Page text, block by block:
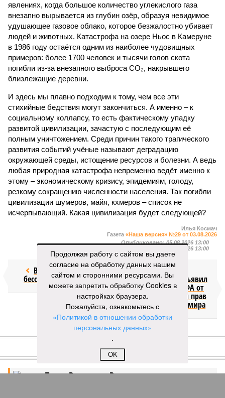
явлениях, когда большое количество углекислого газа
внезапно вырывается из глубин озёр, образуя невидимое
удушающее газовое облако, которое безжалостно убивает
людей и животных. Катастрофа на озере Ньос в Камеруне
в 1986 году остаётся одним из наиболее чудовищных
примеров: более 1700 человек и тысячи голов скота
погибли из-за внезапного выброса CO₂, накрывшего
близлежащие деревни.
И здесь мы плавно подходим к тому, чем все эти
стихийные бедствия могут закончиться. А именно – к
социальному коллапсу, то есть фактическому упадку
развитой цивилизации, зачастую с последующим её
полным уничтожением. Среди причин такого трагического
развития событий учёные называют деградацию
окружающей среды, истощение ресурсов и болезни. А ведь
любая природная катастрофа непременно ведёт именно к
этому – экономическому кризису, эпидемиям, голоду,
резкому сокращению численности населения. Так погибли
цивилизации шумеров, майя, кхмеров – список не
исчерпывающий. Какая цивилизация будет следующей?
Илья Космач
Газета «Наша версия» №29 от 03.08.2026
Опубликовано:05.08.2026 13:00
05.08.2026 13:00
Возраст
бессмертия
Инфантино
отступил и объявил
об отказе ФИФА от
продажи доли прав
на чемпионат мира
КОММЕНТАРИИ
Версия //Конфликт
В нескольких станциях от уже сданного
компании Capital Group начала реальной достройки
Продолжая работу с сайтом вы даете
согласие на обработку данных нашим
сайтом и сторонними ресурсами. Вы
можете запретить обработку Cookies в
настройках браузера.
Пожалуйста, ознакомьтесь с
«Политикой в отношении обработки
персональных данных»
.
OK